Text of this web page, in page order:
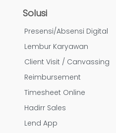
Solusi
Presensi/Absensi Digital
Lembur Karyawan
Client Visit / Canvassing
Reimbursement
Timesheet Online
Hadirr Sales
Lend App